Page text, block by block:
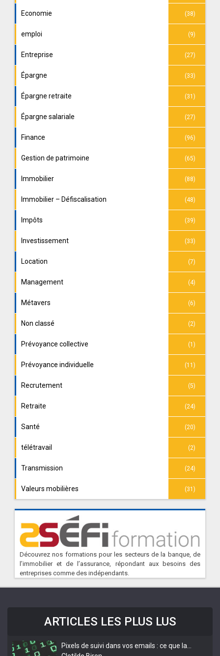
Economie (38)
emploi (9)
Entreprise (27)
Épargne (33)
Épargne retraite (31)
Épargne salariale (27)
Finance (96)
Gestion de patrimoine (65)
Immobilier (88)
Immobilier – Défiscalisation (48)
Impôts (39)
Investissement (33)
Location (7)
Management (4)
Métavers (6)
Non classé (2)
Prévoyance collective (1)
Prévoyance individuelle (11)
Recrutement (5)
Retraite (24)
Santé (20)
télétravail (2)
Transmission (24)
Valeurs mobilières (31)
Découvrez nos formations pour les secteurs de la banque, de
l’immobilier et de l’assurance, répondant aux besoins des
entreprises comme des indépendants.
ARTICLES LES PLUS LUS
Pixels de suivi dans vos emails : ce que la…